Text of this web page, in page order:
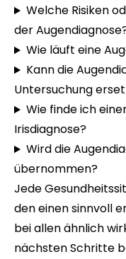
Welche Risiken
der
Wie läuft eine
Kann die
Untersuchung
Wie finde ich
Irisdiagnose?
Wird die
übernommen?
Jede
den einen sinnvoll
bei allen ähnlich
nächsten Schritte